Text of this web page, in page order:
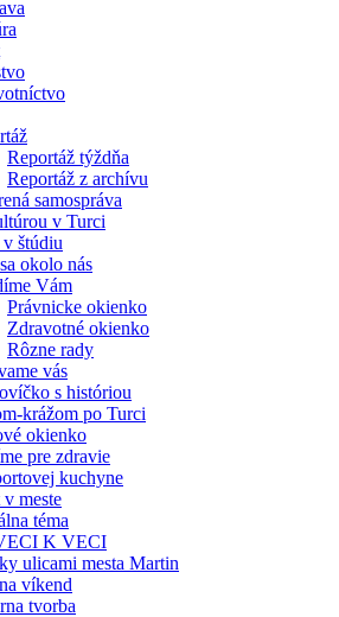
Reportáž týždňa
Reportáž z archívu
samospráva
v Turci
štúdiu
okolo nás
Vám
Právnicke okienko
Zdravotné okienko
Rôzne rady
vás
s históriou
krážom po Turci
okienko
pre zdravie
kuchyne
meste
téma
K VECI
ulicami mesta Martin
víkend
tvorba